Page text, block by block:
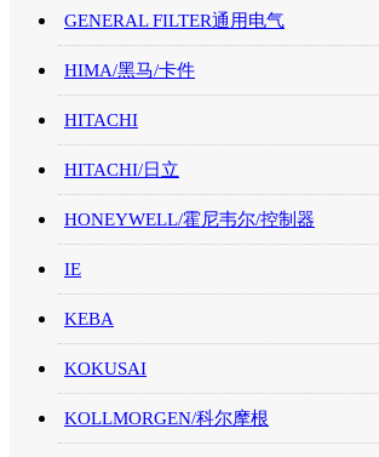
GENERAL FILTER通用电气
HIMA/黑马/卡件
HITACHI
HITACHI/日立
HONEYWELL/霍尼韦尔/控制器
IE
KEBA
KOKUSAI
KOLLMORGEN/科尔摩根